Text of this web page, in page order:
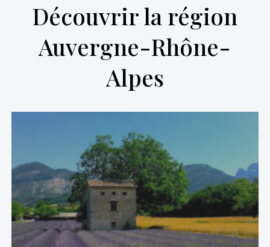
Découvrir la région
Auvergne-Rhône-
Alpes